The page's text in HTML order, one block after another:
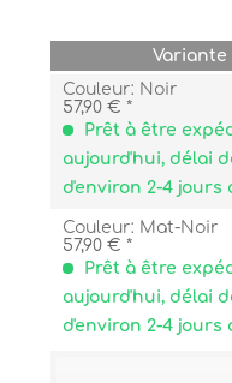
Variante
Couleur: Noir
57,90 € *
Prêt à être
aujourd'hui, délai
d'environ 2-4 jours
Couleur: Mat-Noir
57,90 € *
Prêt à être
aujourd'hui, délai
d'environ 2-4 jours